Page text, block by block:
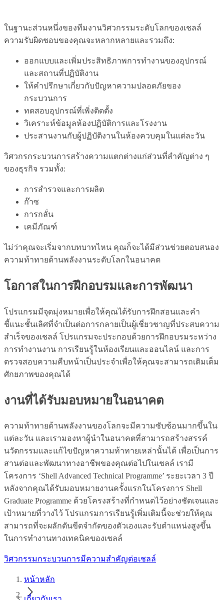
ในฐานะส่วนหนึ่งของทีมงานวิศวกรรมระดับโลกของเชลล์
ความรับผิดชอบของคุณจะหลากหลายและรวมถึง:
ออกแบบและเพิ่มประสิทธิภาพการทำงานของอุปกรณ์
และสถานที่ปฏิบัติงาน
ให้คำปรึกษาเกี่ยวกับปัญหาความปลอดภัยของ
กระบวนการ
ทดสอบอุปกรณ์ที่เพิ่งติดตั้ง
วิเคราะห์ข้อมูลห้องปฏิบัติการและโรงงาน
ประสานงานกับผู้ปฏิบัติงานในห้องควบคุมในแต่ละวัน
วิศวกรกระบวนการสร้างความแตกต่างแก่ส่วนที่สำคัญต่าง ๆ
ของธุรกิจ รวมทั้ง:
การสำรวจและการผลิต
ก๊าซ
การกลั่น
เคมีภัณฑ์
ไม่ว่าคุณจะเริ่มจากบทบาทไหน คุณก็จะได้มีส่วนช่วยตอบสนอง
ความท้าทายด้านพลังงานระดับโลกในอนาคต
โอกาสในการฝึกอบรมและการพัฒนา
โปรแกรมมีจุดมุ่งหมายเพื่อให้คุณได้รับการฝึกสอนและคำ
ชี้แนะชั้นเลิศที่จำเป็นต่อการกลายเป็นผู้เชี่ยวชาญที่ประสบความ
สำเร็จของเชลล์ โปรแกรมจะประกอบด้วยการฝึกอบรมระหว่าง
การทำงานงาน การเรียนรู้ในห้องเรียนและออนไลน์ และการ
ตรวจสอบความคืบหน้าเป็นประจำเพื่อให้คุณจะสามารถเติมเต็ม
ศักยภาพของคุณได้
งานที่ได้รับมอบหมายในอนาคต
ความท้าทายด้านพลังงานของโลกจะมีความซับซ้อนมากขึ้นใน
แต่ละวัน และเรามองหาผู้นำในอนาคตที่สามารถสร้างสรรค์
นวัตกรรมและแก้ไขปัญหาความท้าทายเหล่านั้นได้ เพื่อเป็นการ
สานต่อและพัฒนาทางอาชีพของคุณต่อไปในเชลล์ เรามี
โครงการ ‘Shell Advanced Technical Programme’ ระยะเวลา 3 ปี
หลังจากคุณได้รับมอบหมายงานครั้งแรกในโครงการ Shell
Graduate Programme ด้วยโครงสร้างที่กำหนดไว้อย่างชัดเจนและ
เป้าหมายที่วางไว้ โปรแกรมการเรียนรู้เพิ่มเติมนี้จะช่วยให้คุณ
สามารถที่จะผลักดันขีดจำกัดของตัวเองและรับตำแหน่งสูงขึ้น
ในการทำงานทางเทคนิคของเชลล์
วิศวกรรมกระบวนการมีความสำคัญต่อเชลล์
หน้าหลัก